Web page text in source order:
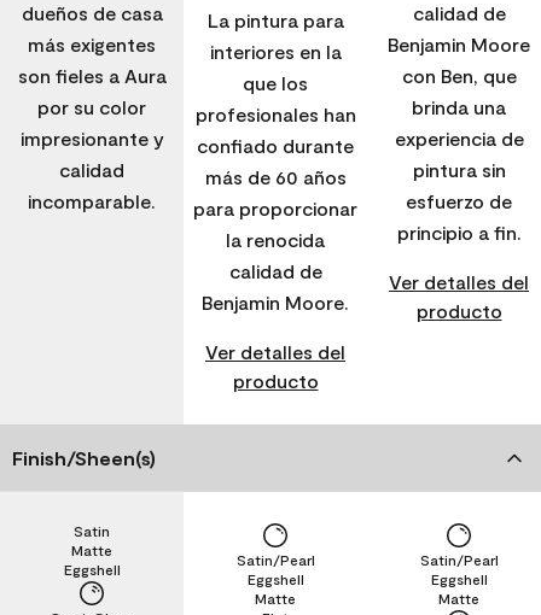
dueños de casa
más exigentes
son fieles a Aura
por su color
impresionante y
calidad
incomparable.
La pintura para
interiores en la
que los
profesionales han
confiado durante
más de 60 años
para proporcionar
la renocida
calidad de
Benjamin Moore.
Ver detalles del
producto
calidad de
Benjamin Moore
con Ben, que
brinda una
experiencia de
pintura sin
esfuerzo de
principio a fin.
Ver detalles del
producto
Finish/Sheen(s)
Eggshell
Matte
Satin
Matte
Eggshell
Satin/Pearl
Matte
Eggshell
Satin/Pearl